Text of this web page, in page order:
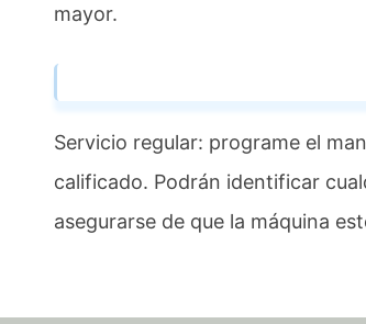
mayor.
Servicio regular: programe el
calificado. Podrán identificar
asegurarse de que la máquina